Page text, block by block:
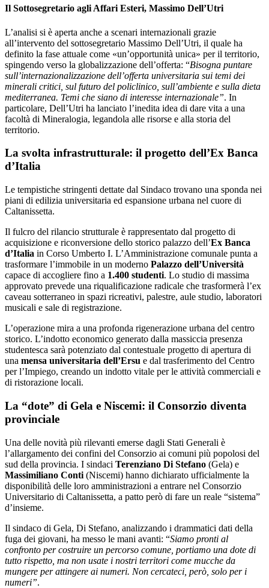
Il Sottosegretario agli Affari Esteri, Massimo Dell’Utri
L’analisi si è aperta anche a scenari internazionali grazie
all’intervento del sottosegretario Massimo Dell’Utri, il quale ha
definito la fase attuale come «un’opportunità unica» per il territorio,
spingendo verso la globalizzazione dell’offerta: “Bisogna puntare
sull’internazionalizzazione dell’offerta universitaria sui temi dei
minerali critici, sul futuro del policlinico, sull’ambiente e sulla dieta
mediterranea. Temi che siano di interesse internazionale”. In
particolare, Dell’Utri ha lanciato l’inedita idea di dare vita a una
facoltà di Mineralogia, legandola alle risorse e alla storia del
territorio.
La svolta infrastrutturale: il progetto dell’Ex Banca
d’Italia
Le tempistiche stringenti dettate dal Sindaco trovano una sponda nei
piani di edilizia universitaria ed espansione urbana nel cuore di
Caltanissetta.
Il fulcro del rilancio strutturale è rappresentato dal progetto di
acquisizione e riconversione dello storico palazzo dell’Ex Banca
d’Italia in Corso Umberto I. L’Amministrazione comunale punta a
trasformare l’immobile in un moderno Palazzo dell’Università
capace di accogliere fino a 1.400 studenti. Lo studio di massima
approvato prevede una riqualificazione radicale che trasformerà l’ex
caveau sotterraneo in spazi ricreativi, palestre, aule studio, laboratori
musicali e sale di registrazione.
L’operazione mira a una profonda rigenerazione urbana del centro
storico. L’indotto economico generato dalla massiccia presenza
studentesca sarà potenziato dal contestuale progetto di apertura di
una mensa universitaria dell’Ersu e dal trasferimento del Centro
per l’Impiego, creando un indotto vitale per le attività commerciali e
di ristorazione locali.
La “dote” di Gela e Niscemi: il Consorzio diventa
provinciale
Una delle novità più rilevanti emerse dagli Stati Generali è
l’allargamento dei confini del Consorzio ai comuni più popolosi del
sud della provincia. I sindaci Terenziano Di Stefano (Gela) e
Massimiliano Conti (Niscemi) hanno dichiarato ufficialmente la
disponibilità delle loro amministrazioni a entrare nel Consorzio
Universitario di Caltanissetta, a patto però di fare un reale “sistema”
d’insieme.
Il sindaco di Gela, Di Stefano, analizzando i drammatici dati della
fuga dei giovani, ha messo le mani avanti: “Siamo pronti al
confronto per costruire un percorso comune, portiamo una dote di
tutto rispetto, ma non usate i nostri territori come mucche da
mungere per attingere ai numeri. Non cercateci, però, solo per i
numeri”.